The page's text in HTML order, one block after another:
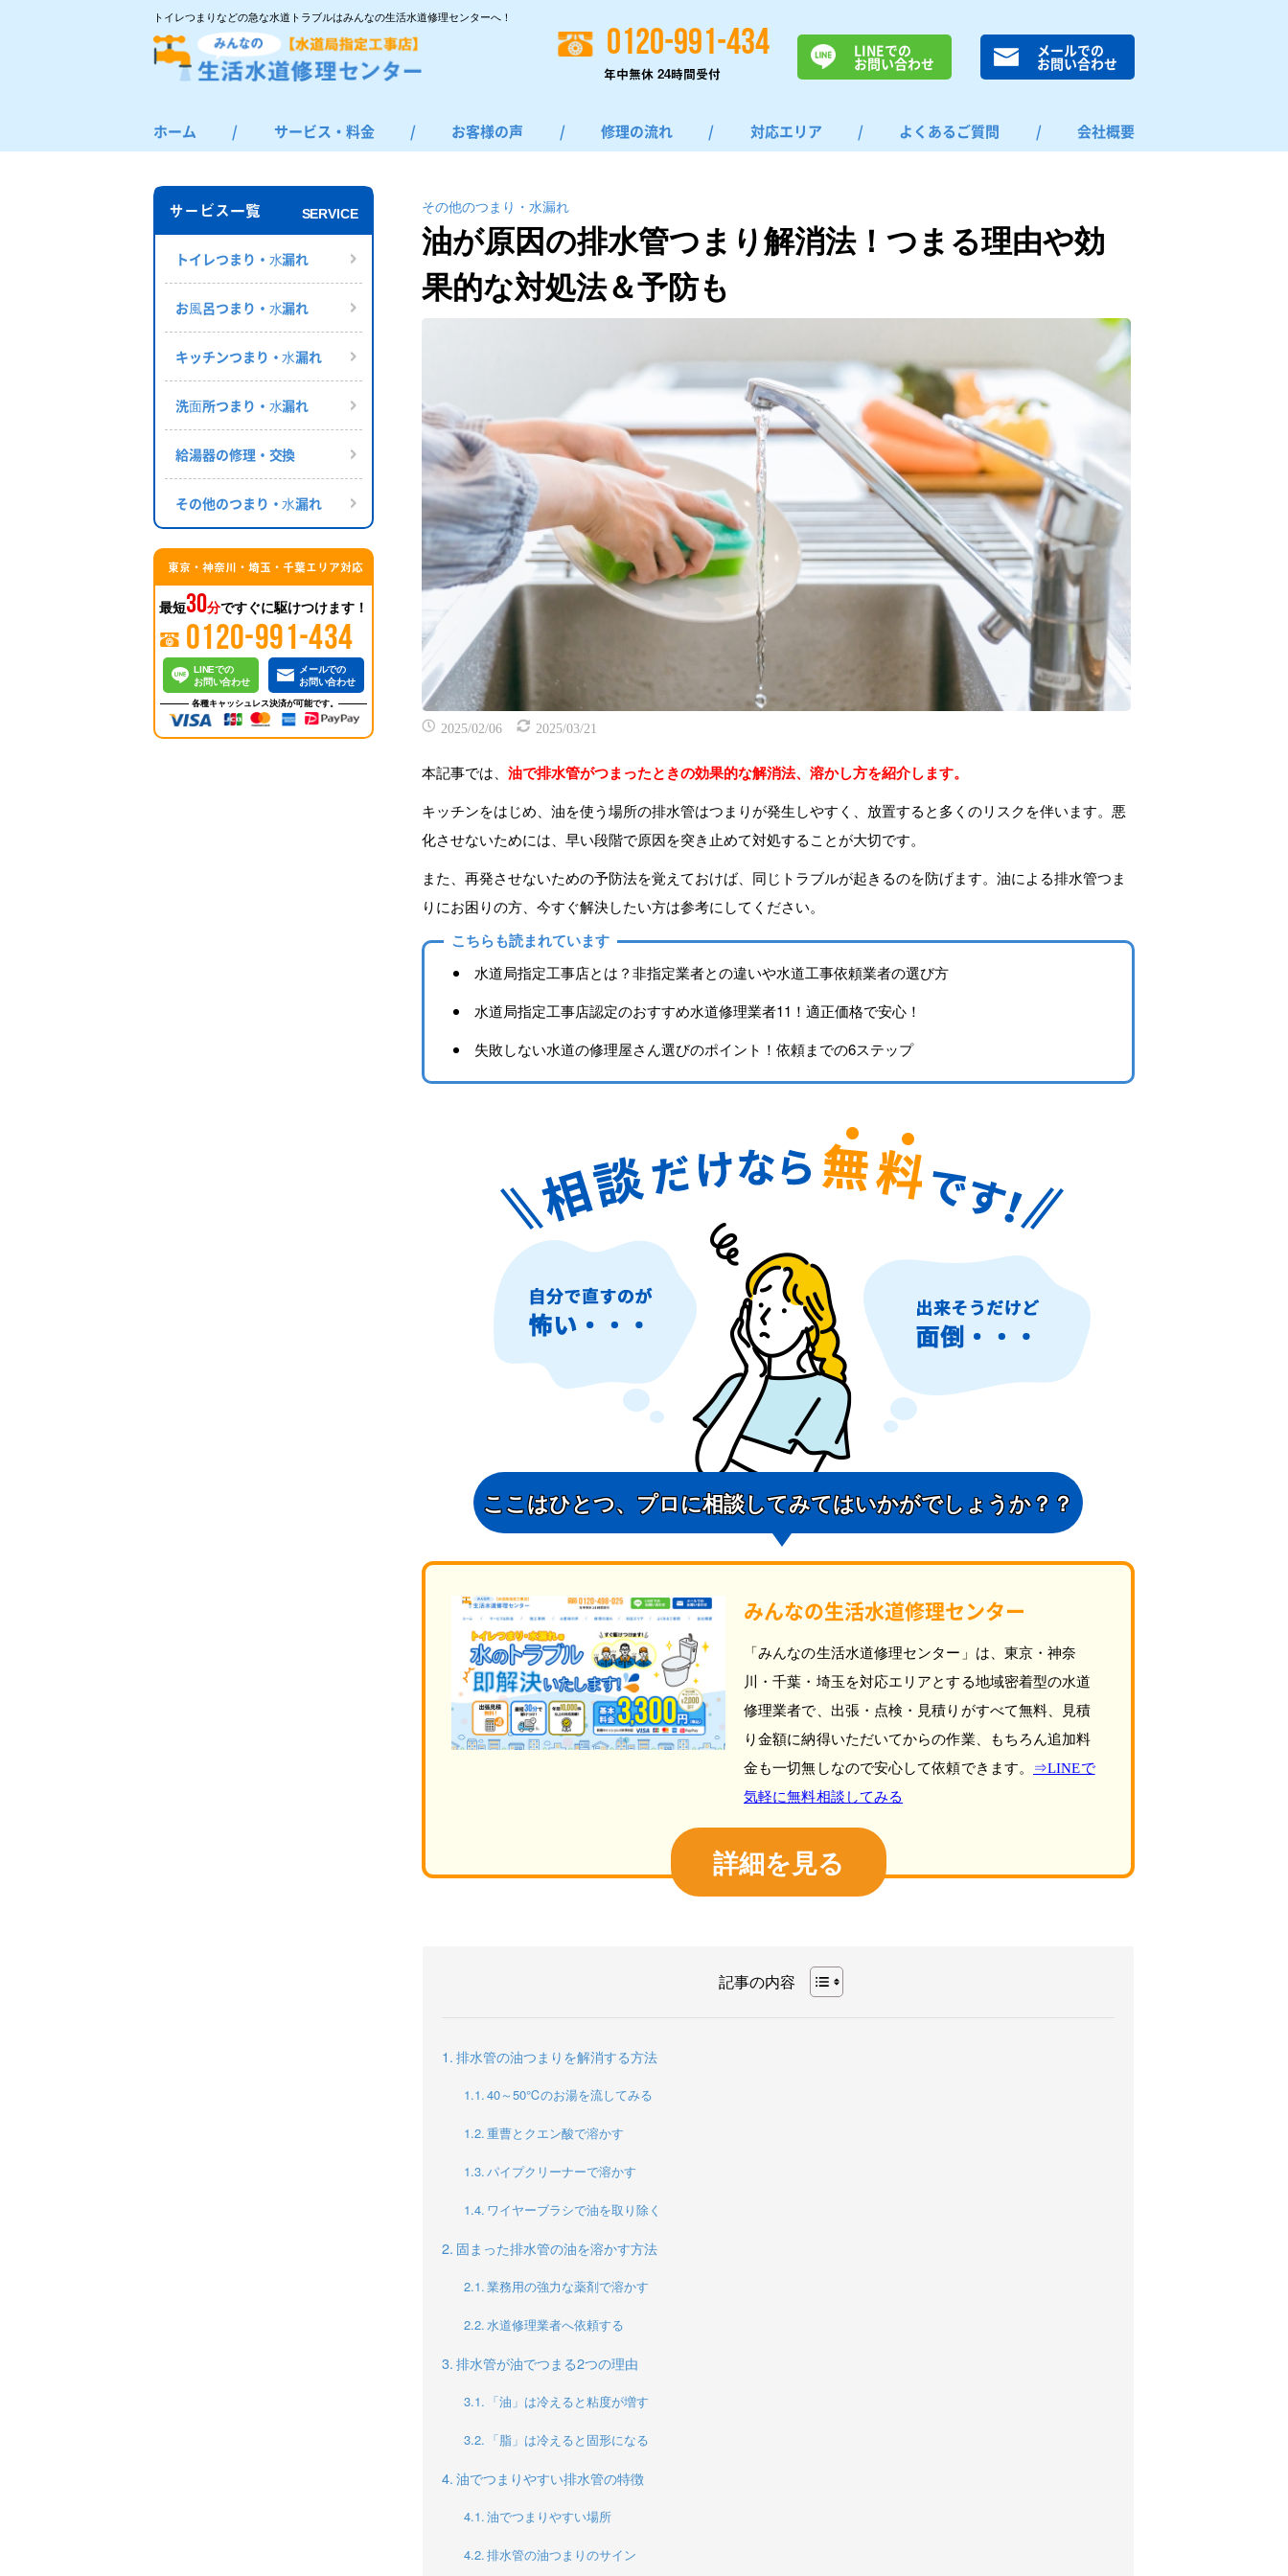
トイレつまりなどの急な水道トラブルはみんなの生活水道修理センターへ！
0120-991-434
年中無休 24時間受付
LINEでの
お問い合わせ
メールでの
お問い合わせ
ホーム / サービス・料金
トイレつまり・水漏れ
お風呂つまり・水漏れ
キッチンつまり・水漏れ
洗面所つまり・水漏れ
給湯器の修理・交換
その他のつまり・水漏れ
/ お客様の声 / 修理の流れ / 対応エリア / よくあるご質問 / 会社概要
サービス一覧 SERVICE
トイレつまり・⽔漏れ
お⾵呂つまり・⽔漏れ
キッチンつまり・⽔漏れ
洗⾯所つまり・⽔漏れ
給湯器の修理・交換
その他のつまり・⽔漏れ
東京・神奈川・埼玉・千葉エリア対応
最短30分ですぐに駆けつけます！
0120-991-434
LINEでの
お問い合わせ
メールでの
お問い合わせ
各種キャッシュレス決済が可能です。
その他のつまり・⽔漏れ
油が原因の排水管つまり解消法！つまる理由や効
果的な対処法＆予防も
2025/02/06 2025/03/21
本記事では、 油で排水管がつまったときの効果的な解消法、溶かし方を紹介します。
キッチンをはじめ、油を使う場所の排水管はつまりが発生しやすく、放置すると多くのリスクを伴います。悪
化させないためには、早い段階で原因を突き止めて対処することが大切です。
また、再発させないための予防法を覚えておけば、同じトラブルが起きるのを防げます。油による排水管つま
りにお困りの方、今すぐ解決したい方は参考にしてください。
こちらも読まれています
水道局指定工事店とは？非指定業者との違いや水道工事依頼業者の選び方
水道局指定工事店認定のおすすめ水道修理業者11！適正価格で安心！
失敗しない水道の修理屋さん選びのポイント！依頼までの6ステップ
ここはひとつ、 プロに相談してみてはいかがでしょうか？？
みんなの生活水道修理センター
「みんなの生活水道修理センター」は、東京・神奈
川・千葉・埼玉を対応エリアとする地域密着型の水道
修理業者で、出張・点検・見積りがすべて無料、見積
り金額に納得いただいてからの作業、もちろん追加料
金も一切無しなので安心して依頼できます。
⇒LINEで
気軽に無料相談してみる
詳細を見る
記事の内容
排水管の油つまりを解消する方法
40～50℃のお湯を流してみる
重曹とクエン酸で溶かす
パイプクリーナーで溶かす
ワイヤーブラシで油を取り除く
固まった排水管の油を溶かす方法
業務用の強力な薬剤で溶かす
水道修理業者へ依頼する
排水管が油でつまる2つの理由
「油」は冷えると粘度が増す
「脂」は冷えると固形になる
油でつまりやすい排水管の特徴
油でつまりやすい場所
排水管の油つまりのサイン